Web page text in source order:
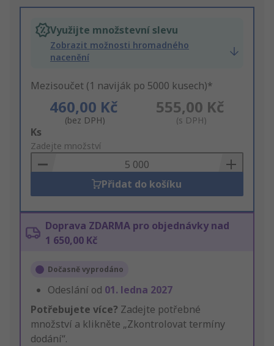
Využijte množstevní slevu
Zobrazit možnosti hromadného
nacenění
Mezisoučet (1 naviják po 5000 kusech)*
460,00 Kč
(bez DPH)
555,00 Kč
(s DPH)
Add
to
Basket
Ks
Zadejte množství
Přidat do košíku
Doprava ZDARMA pro objednávky nad
1 650,00 Kč
Dočasně vyprodáno
Odeslání od 01. ledna 2027
Potřebujete více? Zadejte potřebné
množství a klikněte „Zkontrolovat termíny
dodání“.